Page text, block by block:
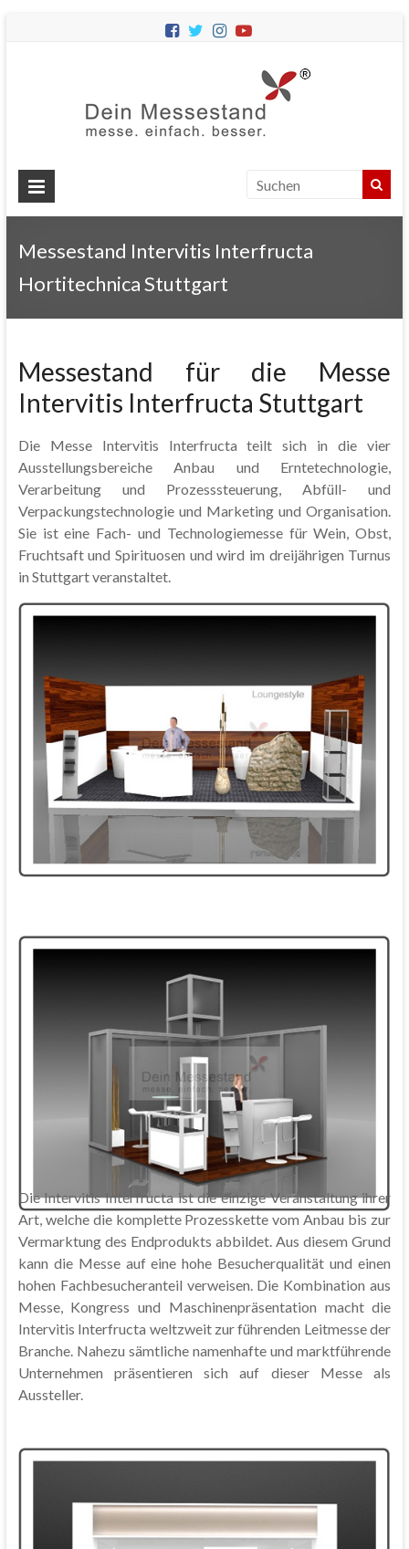
Messestände
für
Messestand Intervitis Interfructa
Hortitechnica Stuttgart
Messestand für die Messe
Intervitis Interfructa Stuttgart
Die Messe Intervitis Interfructa teilt sich in die vier
Ausstellungsbereiche Anbau und Erntetechnologie,
Verarbeitung und Prozesssteuerung, Abfüll- und
Verpackungstechnologie und Marketing und Organisation.
Sie ist eine Fach- und Technologiemesse für Wein, Obst,
Fruchtsaft und Spirituosen und wird im dreijährigen Turnus
in Stuttgart veranstaltet.
Die Intervitis Interfructa ist die einzige Veranstaltung ihrer
Art, welche die komplette Prozesskette vom Anbau bis zur
Vermarktung des Endprodukts abbildet. Aus diesem Grund
kann die Messe auf eine hohe Besucherqualität und einen
hohen Fachbesucheranteil verweisen. Die Kombination aus
Messe, Kongress und Maschinenpräsentation macht die
Intervitis Interfructa weltzweit zur führenden Leitmesse der
Branche. Nahezu sämtliche namenhafte und marktführende
Unternehmen präsentieren sich auf dieser Messe als
Aussteller.